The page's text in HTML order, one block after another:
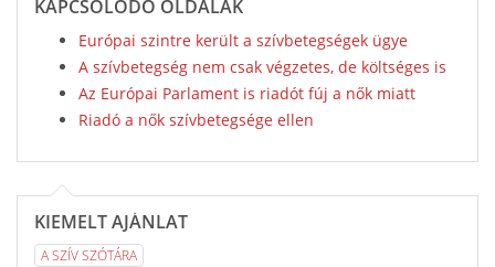
KAPCSOLÓDÓ OLDALAK
Európai szintre került a szívbetegségek ügye
A szívbetegség nem csak végzetes, de költséges is
Az Európai Parlament is riadót fúj a nők miatt
Riadó a nők szívbetegsége ellen
KIEMELT AJÁNLAT
A SZÍV SZÓTÁRA